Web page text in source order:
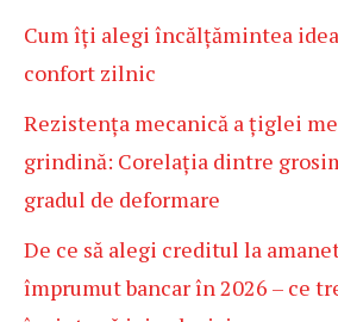
Cum îți alegi încălțămintea
confort zilnic
Rezistența mecanică a țiglei
grindină: Corelația dintre
gradul de deformare
De ce să alegi creditul la
împrumut bancar în 2026 – ce